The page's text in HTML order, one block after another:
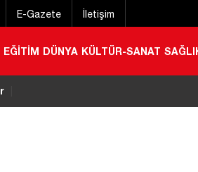
E-Gazete İletişim
EĞİTİM DÜNYA KÜLTÜR-SANAT